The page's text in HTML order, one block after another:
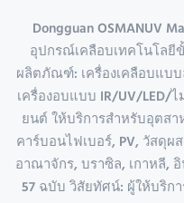
Dongguan OSMANUV
อุปกรณ์เคลือบเทคโนโล
ผลิตภัณฑ์: เครื่องเคลือบแ
เครื่องอบแบบ IR/UV/
ยนต์ ให้บริการสำหรับอุตสา
คาร์บอนไฟเบอร์, PV, วัสดุผ
อาณาจักร, บราซิล, เกาหลี,
57 ฉบับ วิสัยทัศน์: ผู้ให้บริก